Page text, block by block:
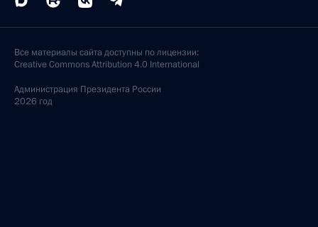
Все материалы сайта доступны по лицензии:
Creative Commons Attribution 4.0 International
Администрация Президента России
2026 год